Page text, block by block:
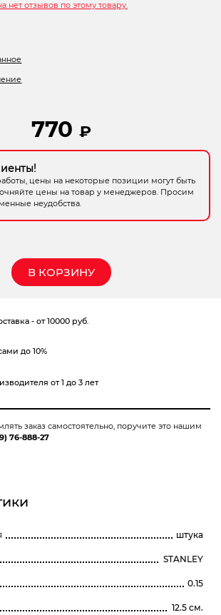
нет отзывов по этому товару.
770 ₽
цены на некоторые позиции могут быть
цены на товар у менеджеров. Просим
неудобства.
В КОРЗИНУ
- от 10000 руб.
до 10%
от 1 до 3 лет
заказ самостоятельно, поручите это нашим
76-888-27
штука
STANLEY
0.15
12.5 см.